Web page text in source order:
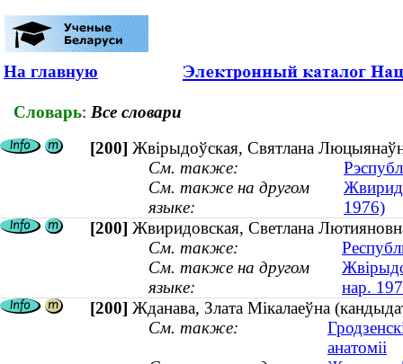
На главную
Словарь: Все словари
[200] Жвірыдоўская, Святлана
См. также:
См. также на другом
языке:
1976)
[200] Жвиридовская, Светлана
См. также:
См. также на другом
языке:
нар.
[200] Жданава, Злата Мікалаеўна
См. также:
анатоміі